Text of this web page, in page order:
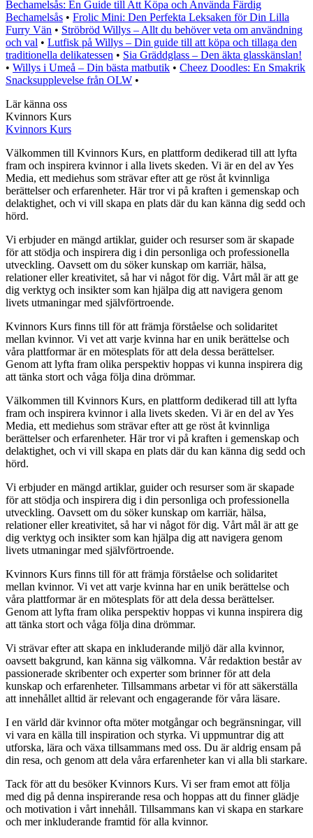
Bechamelsås: En Guide till Att Köpa och Använda Färdig
Bechamelsås • Frolic Mini: Den Perfekta Leksaken för Din Lilla
Furry Vän • Ströbröd Willys – Allt du behöver veta om användning
och val • Lutfisk på Willys – Din guide till att köpa och tillaga den
traditionella delikatessen • Sia Gräddglass – Den äkta glasskänslan!
• Willys i Umeå – Din bästa matbutik • Cheez Doodles: En Smakrik
Snacksupplevelse från OLW •
Lär känna oss
Kvinnors Kurs
Kvinnors Kurs
Välkommen till Kvinnors Kurs, en plattform dedikerad till att lyfta
fram och inspirera kvinnor i alla livets skeden. Vi är en del av Yes
Media, ett mediehus som strävar efter att ge röst åt kvinnliga
berättelser och erfarenheter. Här tror vi på kraften i gemenskap och
delaktighet, och vi vill skapa en plats där du kan känna dig sedd och
hörd.
Vi erbjuder en mängd artiklar, guider och resurser som är skapade
för att stödja och inspirera dig i din personliga och professionella
utveckling. Oavsett om du söker kunskap om karriär, hälsa,
relationer eller kreativitet, så har vi något för dig. Vårt mål är att ge
dig verktyg och insikter som kan hjälpa dig att navigera genom
livets utmaningar med självförtroende.
Kvinnors Kurs finns till för att främja förståelse och solidaritet
mellan kvinnor. Vi vet att varje kvinna har en unik berättelse och
våra plattformar är en mötesplats för att dela dessa berättelser.
Genom att lyfta fram olika perspektiv hoppas vi kunna inspirera dig
att tänka stort och våga följa dina drömmar.
Välkommen till Kvinnors Kurs, en plattform dedikerad till att lyfta
fram och inspirera kvinnor i alla livets skeden. Vi är en del av Yes
Media, ett mediehus som strävar efter att ge röst åt kvinnliga
berättelser och erfarenheter. Här tror vi på kraften i gemenskap och
delaktighet, och vi vill skapa en plats där du kan känna dig sedd och
hörd.
Vi erbjuder en mängd artiklar, guider och resurser som är skapade
för att stödja och inspirera dig i din personliga och professionella
utveckling. Oavsett om du söker kunskap om karriär, hälsa,
relationer eller kreativitet, så har vi något för dig. Vårt mål är att ge
dig verktyg och insikter som kan hjälpa dig att navigera genom
livets utmaningar med självförtroende.
Kvinnors Kurs finns till för att främja förståelse och solidaritet
mellan kvinnor. Vi vet att varje kvinna har en unik berättelse och
våra plattformar är en mötesplats för att dela dessa berättelser.
Genom att lyfta fram olika perspektiv hoppas vi kunna inspirera dig
att tänka stort och våga följa dina drömmar.
Vi strävar efter att skapa en inkluderande miljö där alla kvinnor,
oavsett bakgrund, kan känna sig välkomna. Vår redaktion består av
passionerade skribenter och experter som brinner för att dela
kunskap och erfarenheter. Tillsammans arbetar vi för att säkerställa
att innehållet alltid är relevant och engagerande för våra läsare.
I en värld där kvinnor ofta möter motgångar och begränsningar, vill
vi vara en källa till inspiration och styrka. Vi uppmuntrar dig att
utforska, lära och växa tillsammans med oss. Du är aldrig ensam på
din resa, och genom att dela våra erfarenheter kan vi alla bli starkare.
Tack för att du besöker Kvinnors Kurs. Vi ser fram emot att följa
med dig på denna inspirerande resa och hoppas att du finner glädje
och motivation i vårt innehåll. Tillsammans kan vi skapa en starkare
och mer inkluderande framtid för alla kvinnor.